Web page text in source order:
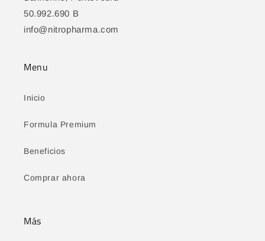
50.992.690 B
info@nitropharma.com
Menu
Inicio
Formula Premium
Beneficios
Comprar ahora
Más